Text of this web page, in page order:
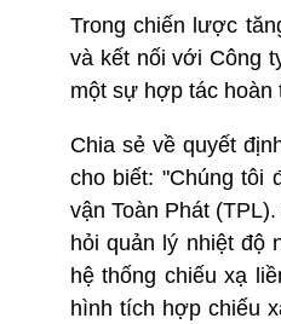
Trong chiến lược
và kết nối với Công
một sự hợp tác hoàn
Chia sẻ về quyết
cho biết: "Chúng tôi
vận Toàn Phát
hỏi quản lý nhiệt độ
hệ thống chiếu xạ
hình tích hợp chiếu